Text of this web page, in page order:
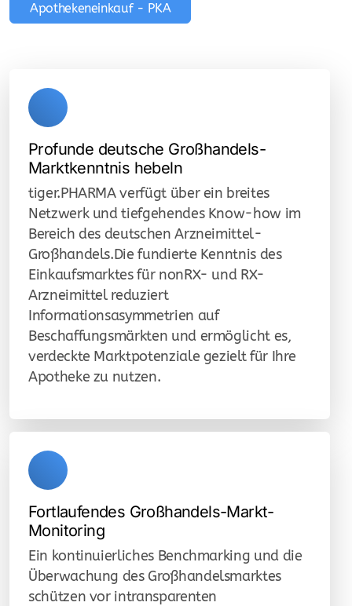
Apothekeneinkauf - PKA
Profunde deutsche Großhandels-
Marktkenntnis hebeln
tiger.PHARMA verfügt über ein breites
Netzwerk und tiefgehendes Know-how im
Bereich des deutschen Arzneimittel-
Großhandels.Die fundierte Kenntnis des
Einkaufsmarktes für nonRX- und RX-
Arzneimittel reduziert
Informationsasymmetrien auf
Beschaffungsmärkten und ermöglicht es,
verdeckte Marktpotenziale gezielt für Ihre
Apotheke zu nutzen.
Fortlaufendes Großhandels-Markt-
Monitoring
Ein kontinuierliches Benchmarking und die
Überwachung des Großhandelsmarktes
schützen vor intransparenten
QMS-GDP-Qualitätsmanagement-Pharma
externe VP
e-Pharmacy
Einkaufsoptimierung
GDP-ePharmacy
GDP Versand Logistik
Planung & Setup
Pricing für Versandapotheken
Compliance Versandapotheke
IFA Produktdatenverwaltung
Wehrpharmazie
Interessenvertretung
Krankenhausapotheken